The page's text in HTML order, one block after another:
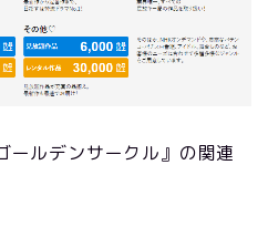
ールデンサークル』の関連